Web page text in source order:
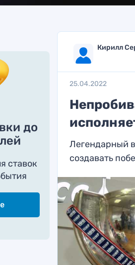
до
ставок
Кирилл
25.04.2022
Легендарный
создавать